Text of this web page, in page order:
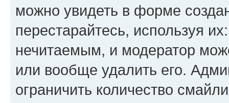
можно увидеть в форме
перестарайтесь, используя
нечитаемым, и модератор
или вообще удалить его.
ограничить количество